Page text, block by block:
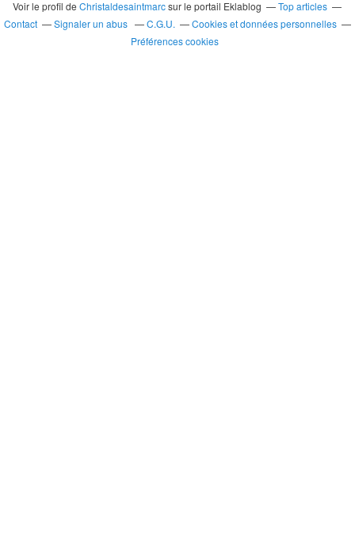
Voir le profil deChristaldesaintmarcsur le portail Eklablog
Top articles
Contact
Signaler un abus C.G.U.
Cookies et données personnelles
Préférences cookies